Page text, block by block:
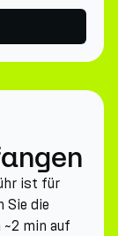
ist für
Sie die
~2 min auf